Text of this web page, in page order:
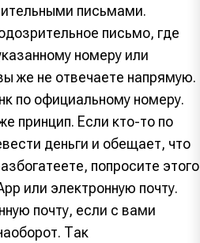
письмами.
письмо, где
номеру или
же не отвечаете напрямую.
по официальному номеру.
принцип. Если кто-то по
деньги и обещает, что
попросите этого
или электронную почту.
почту, если с вами
Так